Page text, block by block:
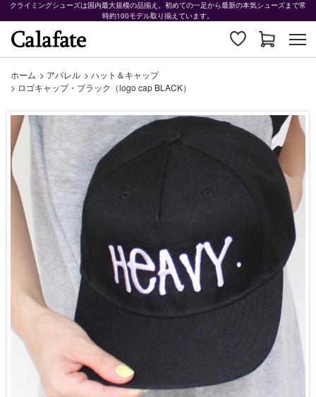
クライミングシューズは国内最大規模の品揃え。初めての一足から最新の本気シューズまで常
時約100モデル取り揃えています。
ホーム > アパレル > ハット＆キャップ
> ロゴキャップ・ブラック（logo cap BLACK）